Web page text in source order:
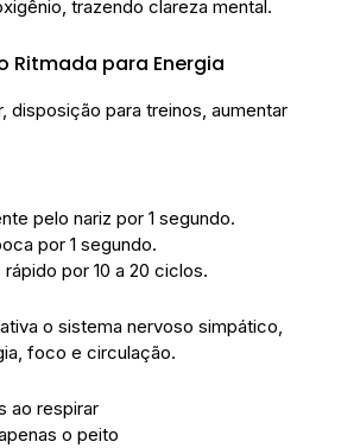
trazendo clareza mental.
Ritmada para Energia
disposição para treinos, aumentar
pelo nariz por 1 segundo.
por 1 segundo.
por 10 a 20 ciclos.
o sistema nervoso simpático,
foco e circulação.
ao respirar
o peito